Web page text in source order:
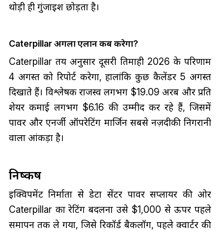
थोड़ी ही गुंजाइश छोड़ता है।
Caterpillar अगला एलान कब करेगा?
Caterpillar तय अनुसार दूसरी तिमाही 2026 के परिणाम
4 अगस्त को रिपोर्ट करेगा, हालांकि कुछ कैलेंडर 5 अगस्त
दिखाते हैं। विश्लेषक राजस्व लगभग $19.09 अरब और प्रति
शेयर कमाई लगभग $6.16 की उम्मीद कर रहे हैं, जिसमें
पावर और एनर्जी ऑपरेटिंग मार्जिन सबसे नज़दीकी निगरानी
वाला आंकड़ा है।
निष्कर्ष
इक्विपमेंट निर्माता से डेटा सेंटर पावर सप्लायर की ओर
Caterpillar का रेटिंग बदलना उसे $1,000 से ऊपर पहले
समापन तक ले गया, जिसे रिकॉर्ड बैकलॉग, पहले क्वार्टर की